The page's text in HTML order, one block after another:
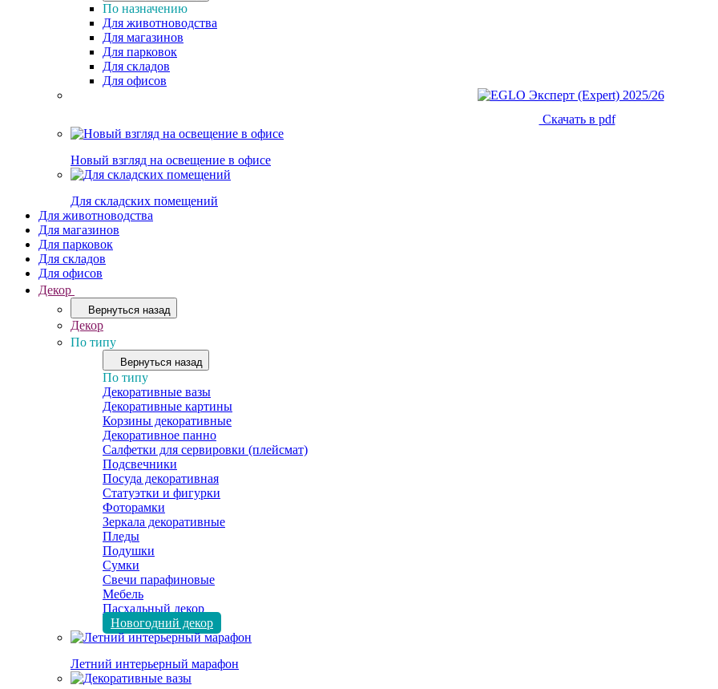
По назначению
Для животноводства
Для магазинов
Для парковок
Для складов
Для офисов
Скачать в pdf
Новый взгляд на освещение в офисе
Для складских помещений
Для животноводства
Для магазинов
Для парковок
Для складов
Для офисов
Декор
Вернуться назад
Декор
По типу
Вернуться назад
По типу
Декоративные вазы
Декоративные картины
Корзины декоративные
Декоративное панно
Салфетки для сервировки (плейсмат)
Подсвечники
Посуда декоративная
Статуэтки и фигурки
Фоторамки
Зеркала декоративные
Пледы
Подушки
Сумки
Свечи парафиновые
Мебель
Пасхальный декор
Новогодний декор
Летний интерьерный марафон